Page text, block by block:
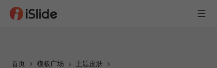
首页 模板广场
主题皮肤